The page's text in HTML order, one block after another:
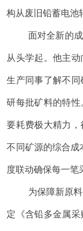
构从废旧铅蓄电池
面对全新的
从头学起 。他主动
生产同事了解不
研每批矿料的特性
要耗费极大精力 ，
不同矿源的综合成
度联动确保每一笔
为保障新原
定《含铅多金属